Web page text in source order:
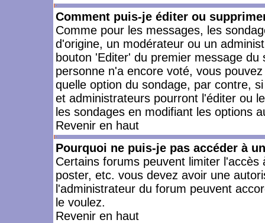
Comment puis-je éditer ou
Comme pour les messages, les
d'origine, un modérateur ou un
bouton 'Editer' du premier message
personne n'a encore voté, vous
quelle option du sondage, par contre,
et administrateurs pourront l'éditer ou
les sondages en modifiant les options
Revenir en haut
Pourquoi ne puis-je pas accéder à
Certains forums peuvent limiter
poster, etc. vous devez avoir une
l'administrateur du forum peuvent
le voulez.
Revenir en haut